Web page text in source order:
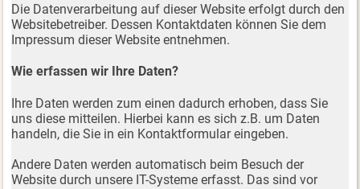
Die Datenverarbeitung auf dieser Website erfolgt durch den
Websitebetreiber. Dessen Kontaktdaten können Sie dem
Impressum dieser Website entnehmen.
Wie erfassen wir Ihre Daten?
Ihre Daten werden zum einen dadurch erhoben, dass Sie
uns diese mitteilen. Hierbei kann es sich z.B. um Daten
handeln, die Sie in ein Kontaktformular eingeben.
Andere Daten werden automatisch beim Besuch der
Website durch unsere IT-Systeme erfasst. Das sind vor